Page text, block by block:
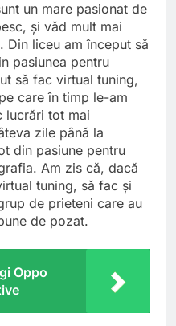
un mare pasionat de
şi văd mult mai
Din liceu am început să
pasiunea pentru
să fac virtual tuning,
care în timp le-am
lucrări tot mai
zile până la
din pasiune pentru
Am zis că, dacă
tuning, să fac şi
de prieteni care au
de pozat.
Oppo